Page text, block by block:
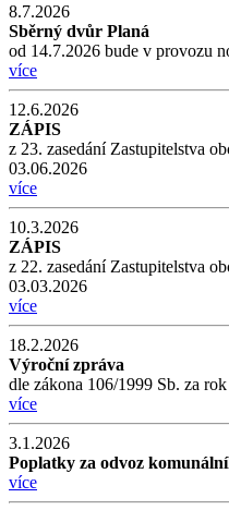
8.7.2026
Sběrný dvůr Planá
od 14.7.2026 bude v provozu
více
12.6.2026
ZÁPIS
z 23. zasedání Zastupitelstva
03.06.2026
více
10.3.2026
ZÁPIS
z 22. zasedání Zastupitelstva
03.03.2026
více
18.2.2026
Výroční zpráva
dle zákona 106/1999 Sb. za
více
3.1.2026
Poplatky za odvoz
více